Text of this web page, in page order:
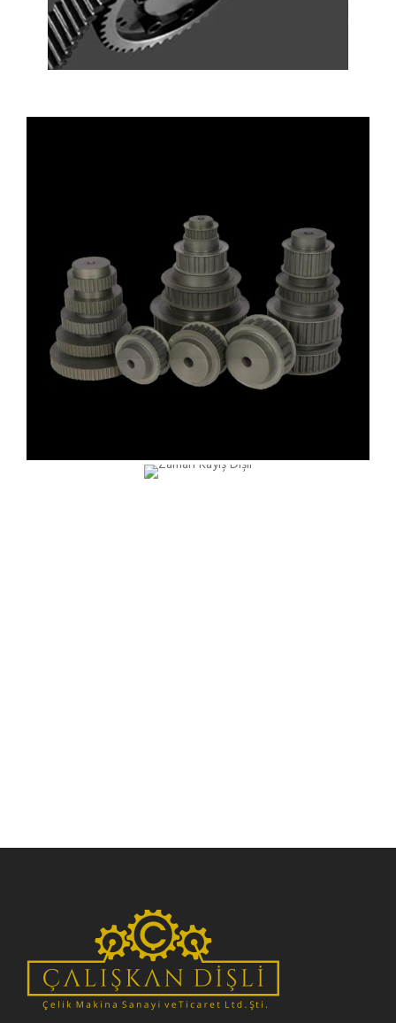
ZAMAN KAYIŞ DIŞLI